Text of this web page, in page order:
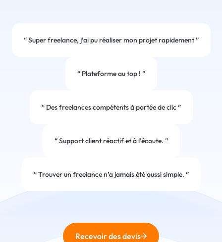
“Super freelance, j’ai pu réaliser mon projet rapidement”
“Plateforme au top ! ”
“Des freelances compétents à portée de clic”
“Support client réactif et à l’écoute. ”
“Trouver un freelance n’a jamais été aussi simple. ”
Recevoir des devis